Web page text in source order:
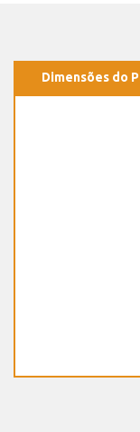
Dimensões do